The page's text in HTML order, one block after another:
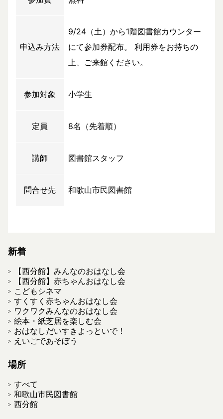
申込み方法
9/24（土）から1階図書館カウンター
にて参加券配布。 利用券をお持ちの
上、ご来館ください。
参加対象 小学生
定員 8名（先着順）
講師 図書館スタッフ
問合せ先 和歌山市民図書館
新着
【西分館】みんなのおはなし会
【西分館】赤ちゃんおはなし会
こどもシネマ
すくすく赤ちゃんおはなし会
ワクワクみんなのおはなし会
絵本・紙芝居を楽しむ会
おはなしだいすきよっといで！
えいごであそぼう
場所
すべて
和歌山市民図書館
西分館